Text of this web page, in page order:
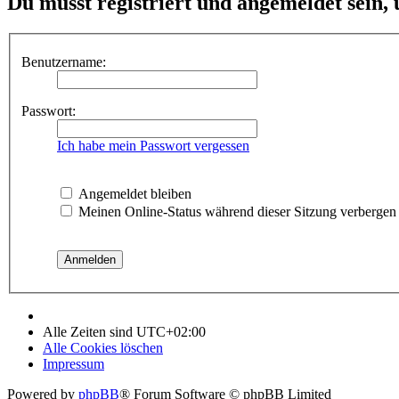
Benutzername:
Passwort:
Ich habe mein Passwort vergessen
Angemeldet bleiben
Meinen Online-Status während dieser Sitzung verbergen
Alle Zeiten sind UTC+02:00
Alle Cookies löschen
Impressum
Powered by phpBB® Forum Software © phpBB Limited